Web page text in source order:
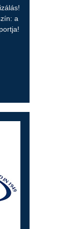
a